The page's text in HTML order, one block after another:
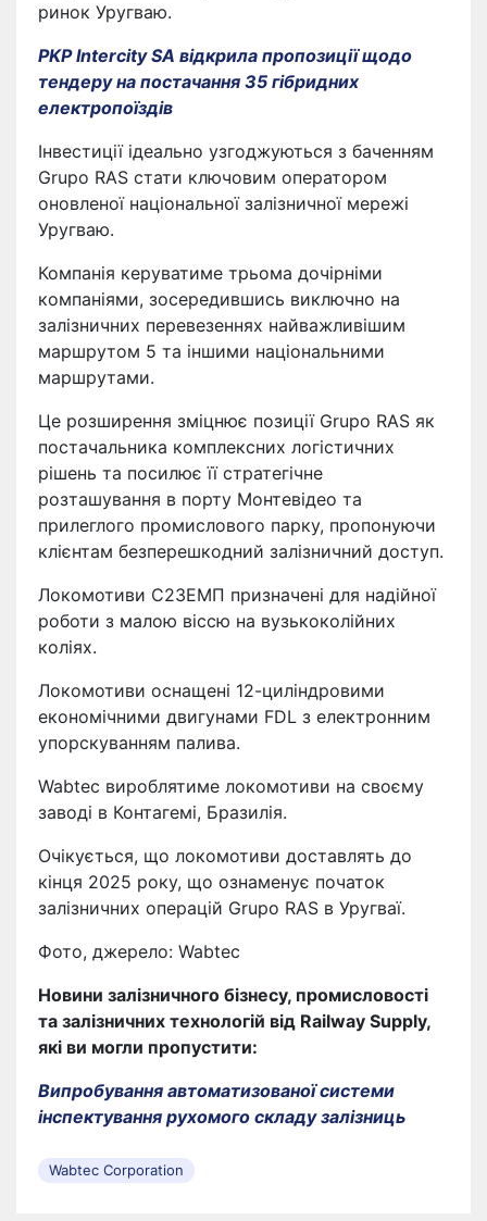
ринок Уругваю.
PKP Intercity SA відкрила пропозиції щодо
тендеру на постачання 35 гібридних
електропоїздів
Інвестиції ідеально узгоджуються з баченням
Grupo RAS стати ключовим оператором
оновленої національної залізничної мережі
Уругваю.
Компанія керуватиме трьома дочірніми
компаніями, зосередившись виключно на
залізничних перевезеннях найважливішим
маршрутом 5 та іншими національними
маршрутами.
Це розширення зміцнює позиції Grupo RAS як
постачальника комплексних логістичних
рішень та посилює її стратегічне
розташування в порту Монтевідео та
прилеглого промислового парку, пропонуючи
клієнтам безперешкодний залізничний доступ.
Локомотиви С23ЕМП призначені для надійної
роботи з малою віссю на вузькоколійних
коліях.
Локомотиви оснащені 12-циліндровими
економічними двигунами FDL з електронним
упорскуванням палива.
Wabtec вироблятиме локомотиви на своєму
заводі в Контагемі, Бразилія.
Очікується, що локомотиви доставлять до
кінця 2025 року, що ознаменує початок
залізничних операцій Grupo RAS в Уругваї.
Фото, джерело: Wabtec
Новини залізничного бізнесу, промисловості
та залізничних технологій від Railway Supply,
які ви могли пропустити:
Випробування автоматизованої системи
інспектування рухомого складу залізниць
Wabtec Corporation